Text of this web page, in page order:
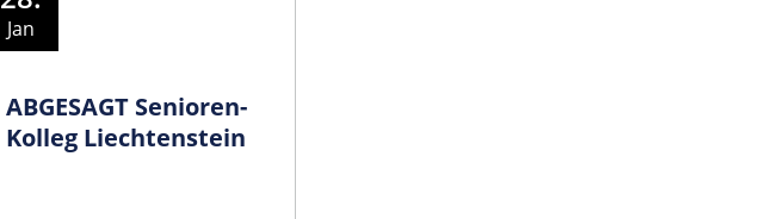
Jan
ABGESAGT Senioren-
Kolleg Liechtenstein